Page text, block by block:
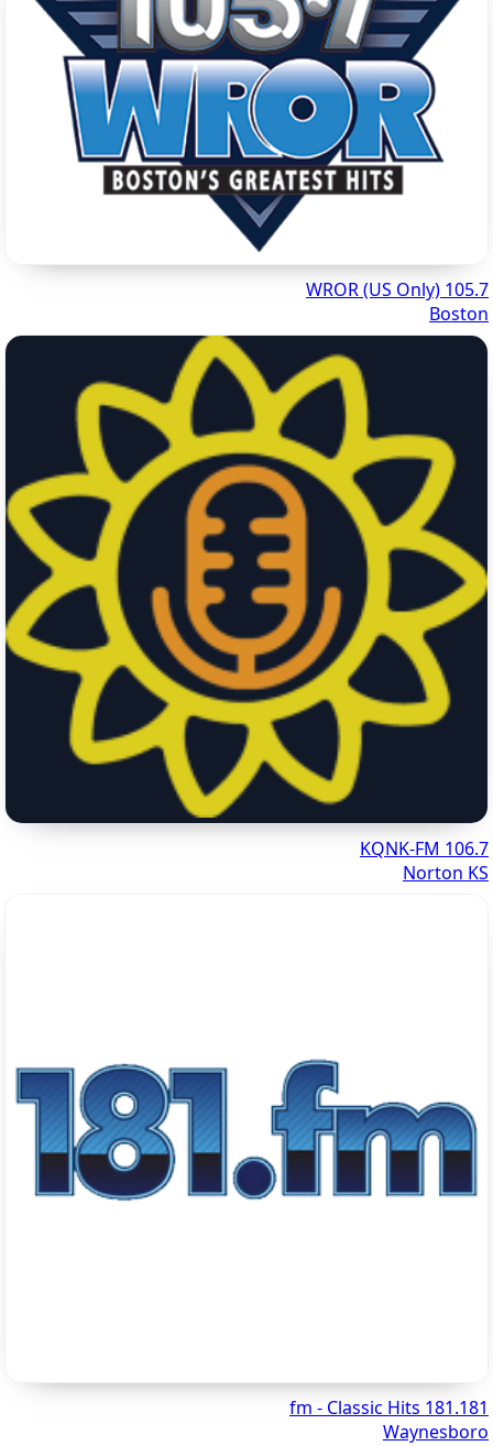
105.7 WROR (US Only)
Boston
106.7 KQNK-FM
Norton KS
181.fm - Classic Hits 181
Waynesboro